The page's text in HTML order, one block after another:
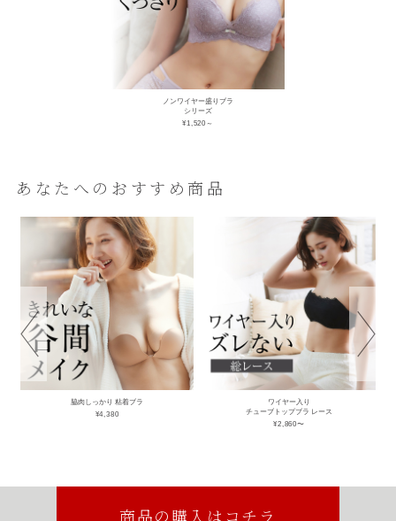
ノンワイヤー盛りブラ
シリーズ
¥1,520～
あなたへのおすすめ商品
脇肉しっかり 粘着ブラ
¥4,380
ワイヤー入り
チューブトップブラ レース
¥2,860〜
商品の購入はコチラ